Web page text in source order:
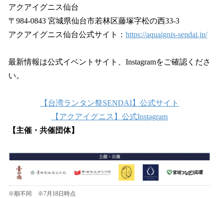
アクアイグニス仙台
〒984-0843 宮城県仙台市若林区藤塚字松の西33-3
アクアイグニス仙台公式サイト： https://aquaignis-sendai.jp/
最新情報は公式イベントサイト、Instagramをご確認くださ
い。
【台湾ランタン祭SENDAI】公式サイト
【アクアイグニス】公式Instagram
【主催・共催団体】
※順不同 ※7月18日時点